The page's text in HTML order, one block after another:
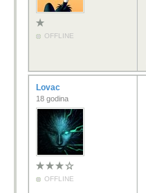
OFFLINE
Lovac
18 godina
OFFLINE